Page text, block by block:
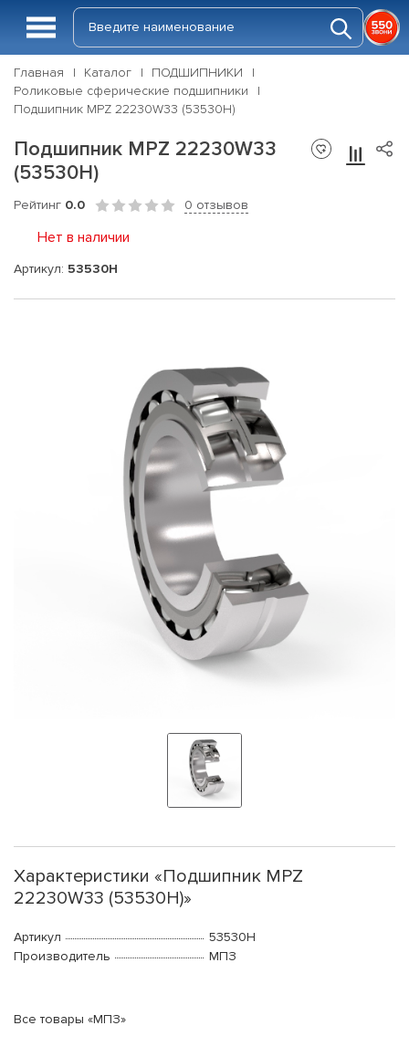
Главная Каталог
ПОДШИПНИКИ
Роликовые сферические подшипники
Подшипник MPZ 22230W33 (53530Н)
Подшипник MPZ 22230W33
(53530Н)
Рейтинг 0.0 0 отзывов
Нет в наличии
Артикул: 53530Н
Характеристики «Подшипник MPZ
22230W33 (53530Н)»
Артикул
53530Н
Производитель
МПЗ
Все товары «МПЗ»